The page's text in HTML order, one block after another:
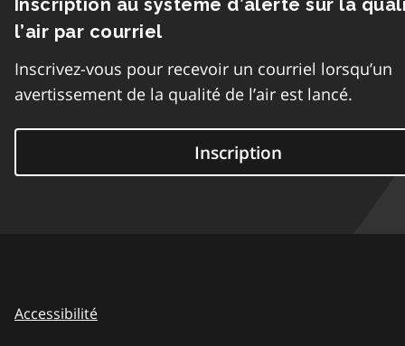
l’air par courriel
Inscrivez-vous pour recevoir un courriel lorsqu’un
avertissement de la qualité de l’air est lancé.
Inscription
Accessibilité